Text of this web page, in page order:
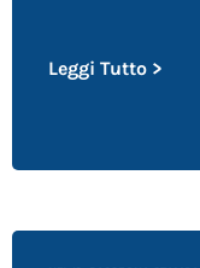
Leggi Tutto >